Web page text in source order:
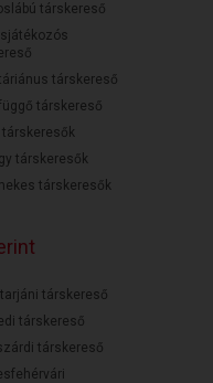
társkereső
társkereső
társkereső
társkeresők
társkeresők
társkeresők
társkereső
társkereső
társkereső